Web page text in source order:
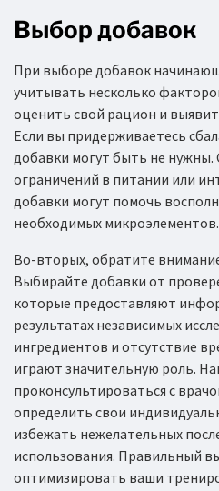
Выбор добавок
При выборе добавок
учитывать несколько
оценить свой рацион и
Если вы придерживаетесь
добавки могут быть не нужны.
ограничений в питании или
добавки могут помочь
необходимых микроэлементов.
Во-вторых, обратите
Выбирайте добавки от
которые предоставляют
результатах независимых
ингредиентов и отсутствие
играют значительную роль.
проконсультироваться с
определить свои
избежать нежелательных
использования. Правильный
оптимизировать ваши